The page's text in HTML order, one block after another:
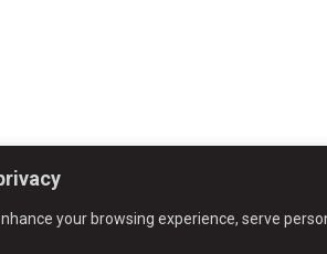
your browsing experience, serve